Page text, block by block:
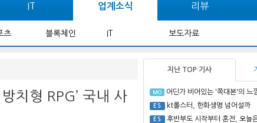
IT 업계소식 리뷰
츠 블록체인 IT 보도자료
치형 RPG’ 국내 사
지난 TOP 기사
MO 어딘가 비어있는 '쪽대본'의 느
ES kt롤스터, 한화생명 넘어설까
ES 후반부도 시작부터 혼전, 오늘